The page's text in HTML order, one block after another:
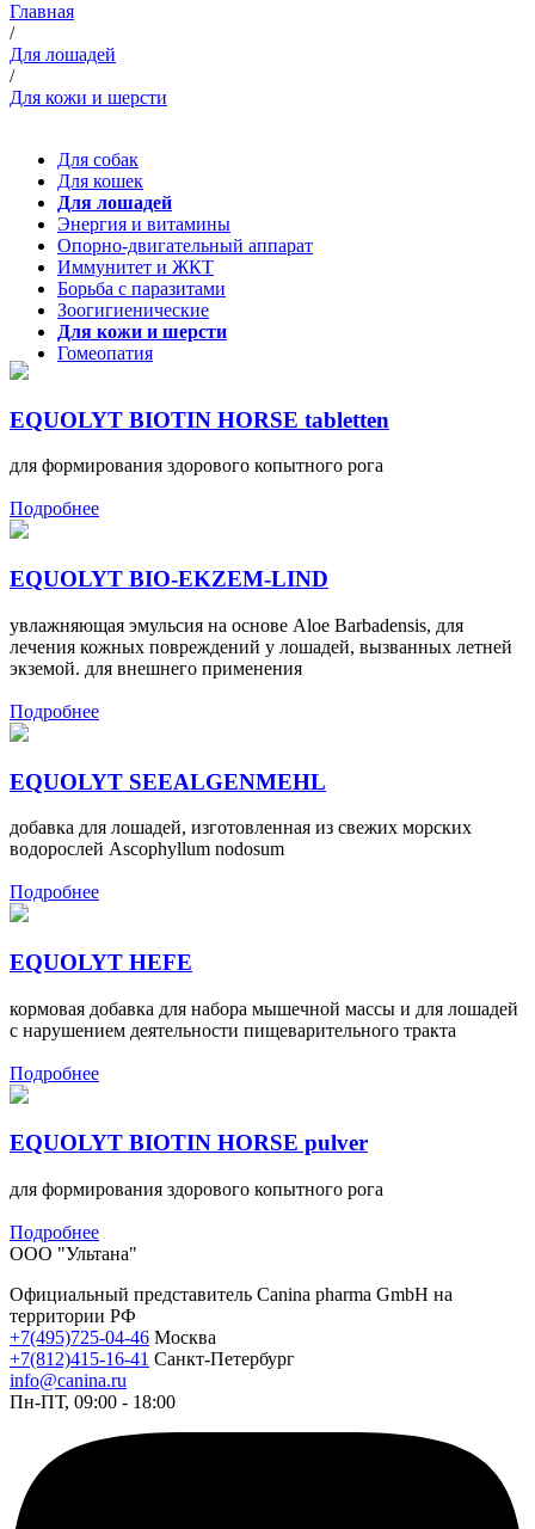
Главная
/
Для лошадей
/
Для кожи и шерсти
Для собак
Для кошек
Для лошадей
Энергия и витамины
Опорно-двигательный аппарат
Иммунитет и ЖКТ
Борьба с паразитами
Зоогигиенические
Для кожи и шерсти
Гомеопатия
EQUOLYT BIOTIN HORSE tabletten
для формирования здорового копытного рога
Подробнее
EQUOLYT BIO-EKZEM-LIND
увлажняющая эмульсия на основе Aloe Barbadensis, для
лечения кожных повреждений у лошадей, вызванных летней
экземой. для внешнего применения
Подробнее
EQUOLYT SEEALGENMEHL
добавка для лошадей, изготовленная из свежих морских
водорослей Ascophyllum nodosum
Подробнее
EQUOLYT HEFE
кормовая добавка для набора мышечной массы и для лошадей
с нарушением деятельности пищеварительного тракта
Подробнее
EQUOLYT BIOTIN HORSE pulver
для формирования здорового копытного рога
Подробнее
ООО "Ультана"
Официальный представитель Canina pharma GmbH на
территории РФ
+7(495)725-04-46 Москва
+7(812)415-16-41 Санкт-Петербург
info@canina.ru
Пн-ПТ, 09:00 - 18:00